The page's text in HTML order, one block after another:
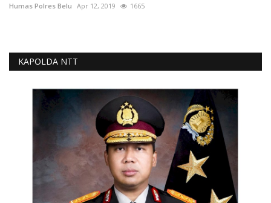
Humas Polres Belu Apr 12, 2019 1665
KAPOLDA NTT